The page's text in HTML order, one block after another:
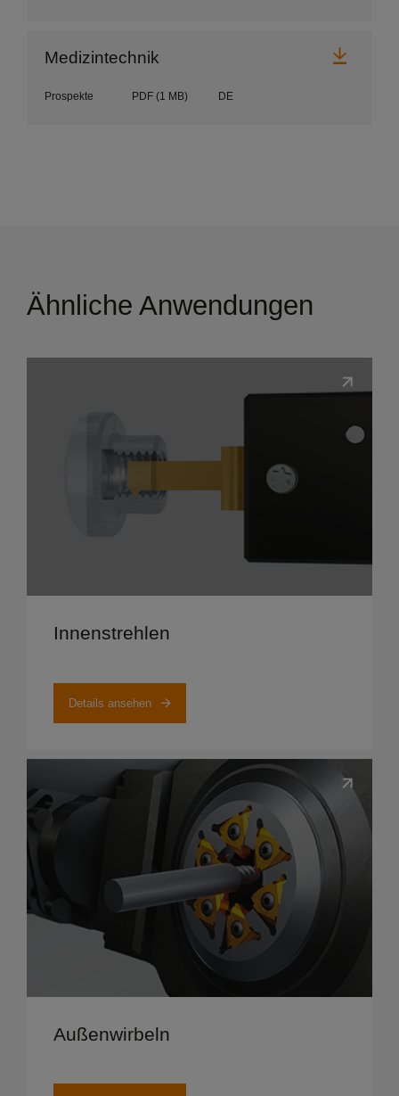
Medizintechnik
Prospekte PDF (1 MB) DE
Ähnliche Anwendungen
Innenstrehlen
Details ansehen
Außenwirbeln